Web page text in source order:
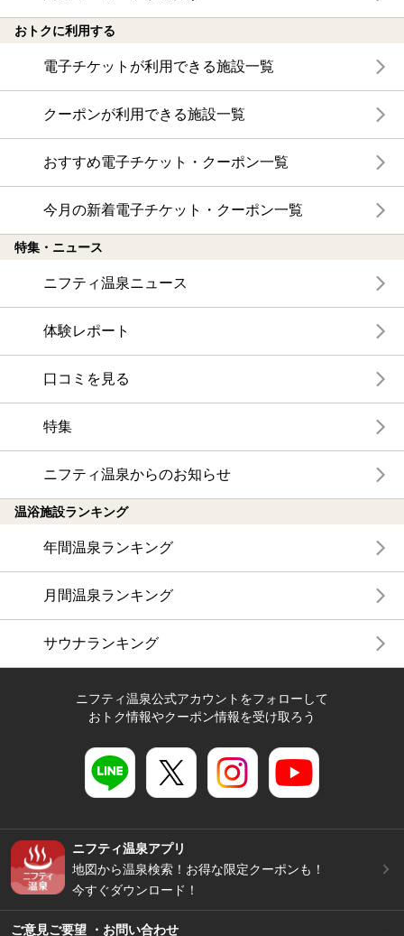
おトクに利用する
電子チケットが利用できる施設一覧
クーポンが利用できる施設一覧
おすすめ電子チケット・クーポン一覧
今月の新着電子チケット・クーポン一覧
特集・ニュース
ニフティ温泉ニュース
体験レポート
口コミを見る
特集
ニフティ温泉からのお知らせ
温浴施設ランキング
年間温泉ランキング
月間温泉ランキング
サウナランキング
ニフティ温泉公式アカウントをフォローして
おトク情報やクーポン情報を受け取ろう
ニフティ温泉アプリ
地図から温泉検索！お得な限定クーポンも！
今すぐダウンロード！
ご意見ご要望 ・お問い合わせ